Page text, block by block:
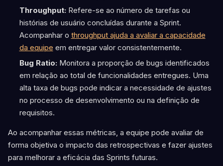
Throughput:Refere-se ao número de tarefas ou
histórias de usuário concluídas durante a Sprint.
Acompanhar o throughput ajuda a avaliar a capacidade
da equipe em entregar valor consistentemente.
Bug Ratio:Monitora a proporção de bugs identificados
em relação ao total de funcionalidades entregues. Uma
alta taxa de bugs pode indicar a necessidade de ajustes
no processo de desenvolvimento ou na definição de
requisitos.
Ao acompanhar essas métricas, a equipe pode avaliar de
forma objetiva o impacto das retrospectivas e fazer ajustes
para melhorar a eficácia das Sprints futuras.